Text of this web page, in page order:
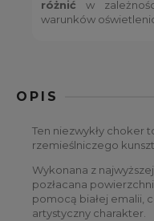
różnić w
warunków
OPIS
Ten niezwykły choker
rzemieślniczego
Wykonana z
pozłacana
pomocą białej emalii,
artystyczny charakter.